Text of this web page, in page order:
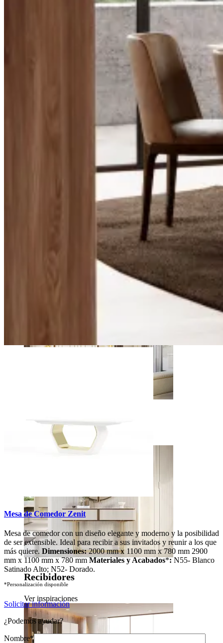
Dormitorios
Ver inspiraciones
Recibidores
Ver inspiraciones
Mesa de Comedor Zenit
Mesa de comedor con un diseño elegante y moderno y la posibilidad
de ser extensible. Ideal para recibir a sus invitados y reunir a los que
más quiere. Dimensiones:2000 mm x 1100 mm x 780 mm 2900
mm x 1100 mm x 780 mmMateriales y Acabados*:N55- Blanco
Satinado Alto; N52- Dorado.
*Personalización disponible
Solicitar información
¿Podemos ayudar?
Nombre*